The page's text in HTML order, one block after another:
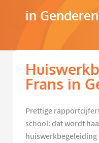
in Genderen
Frans in
Prettige
school: dat wordt
huiswerkbegeleiding